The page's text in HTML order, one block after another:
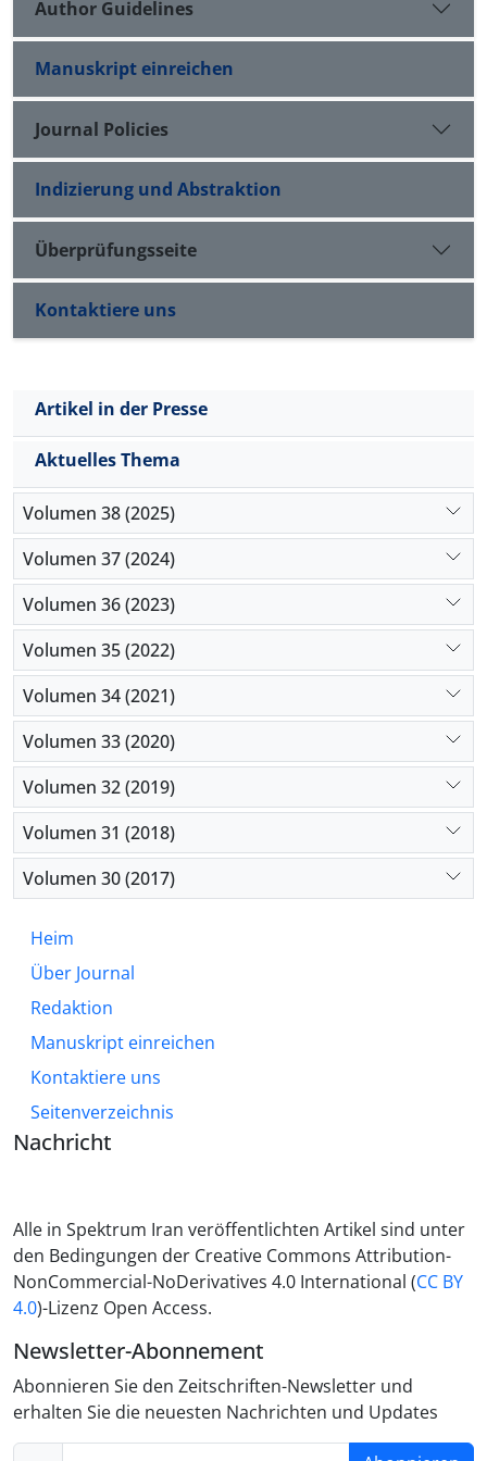
Author Guidelines
Manuskript einreichen
Journal Policies
Indizierung und Abstraktion
Überprüfungsseite
Kontaktiere uns
Artikel in der Presse
Aktuelles Thema
Volumen 38 (2025)
Volumen 37 (2024)
Volumen 36 (2023)
Volumen 35 (2022)
Volumen 34 (2021)
Volumen 33 (2020)
Volumen 32 (2019)
Volumen 31 (2018)
Volumen 30 (2017)
Heim
Über Journal
Redaktion
Manuskript einreichen
Kontaktiere uns
Seitenverzeichnis
Nachricht
Alle in Spektrum Iran veröffentlichten Artikel sind unter
den Bedingungen der Creative Commons Attribution-
NonCommercial-NoDerivatives 4.0 International (CC BY
4.0)-Lizenz Open Access.
Newsletter-Abonnement
Abonnieren Sie den Zeitschriften-Newsletter und
erhalten Sie die neuesten Nachrichten und Updates